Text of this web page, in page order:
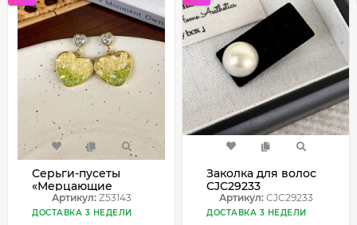
Серьги-пусеты
«Мерцающие
сердца» Z53143
Артикул:Z53143
ДОСТАВКА 3 НЕДЕЛИ
Заколка для волос
CJC29233
Артикул:CJC29233
ДОСТАВКА 3 НЕДЕЛИ